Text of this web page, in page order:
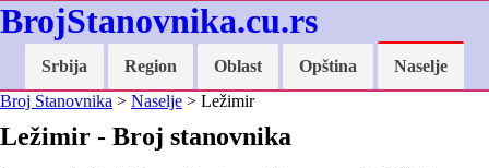
BrojStanovnika.cu.rs
Srbija Region Oblast Opština
Naselje
Broj Stanovnika > Naselje > Ležimir
Ležimir - Broj stanovnika